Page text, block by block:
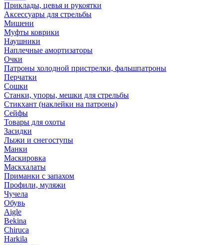
Приклады, цевья и рукоятки
Аксессуары для стрельбы
Мишени
Муфты коврики
Наушники
Наплечные амортизаторы
Очки
Патроны холодной пристрелки, фальшпатроны
Перчатки
Сошки
Станки, упоры, мешки для стрельбы
Стикхант (наклейки на патроны)
Сейфы
Товары для охоты
Засидки
Лыжи и снегоступы
Манки
Маскировка
Маскхалаты
Приманки с запахом
Профили, муляжи
Чучела
Обувь
Aigle
Bekina
Chiruсa
Harkila